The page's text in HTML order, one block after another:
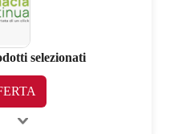
selezionati